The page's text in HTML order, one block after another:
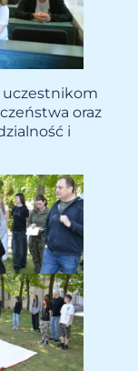
uczestnikom
oraz
i